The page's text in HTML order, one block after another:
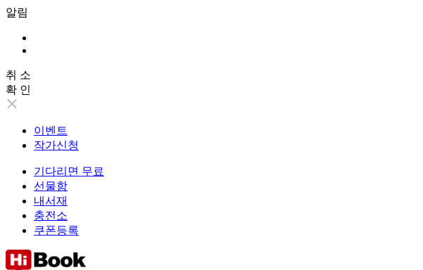
알림
취 소
확 인
이벤트
작가신청
기다리면 무료
선물함
내서재
충전소
쿠폰등록